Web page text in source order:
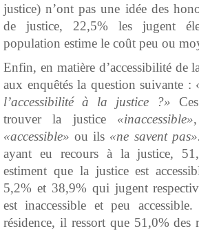
justice) n’ont pas une idée des
de justice, 22,5% les jugent
population estime le coût peu ou
Enfin, en matière d’accessibilité de
aux enquêtés la question suivante :
l’accessibilité à la justice ?»
trouver la justice «inaccessible»
«accessible» ou ils «ne savent pas».
ayant eu recours à la justice,
estiment que la justice est
5,2% et 38,9% qui jugent
est inaccessible et peu
résidence, il ressort que 51,0% des